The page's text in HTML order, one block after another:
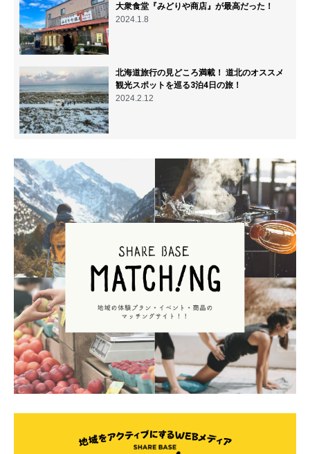
大衆食堂『みどりや商店』が最高だった！
2024.1.8
北海道旅行の見どころ満載！ 道北のオススメ
観光スポットを巡る3泊4日の旅！
2024.2.12